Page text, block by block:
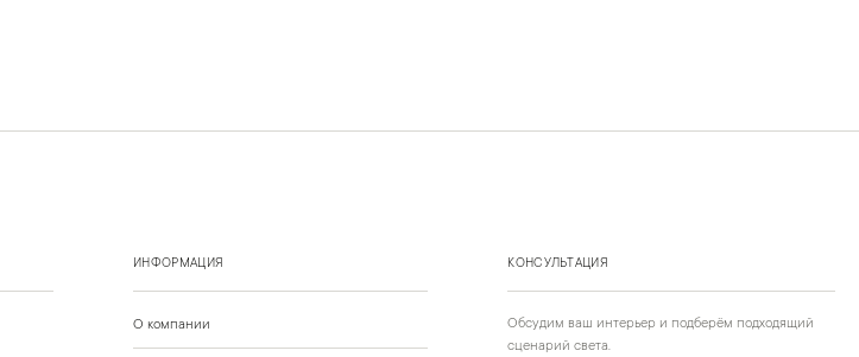
КОНСУЛЬТАЦИЯ
Обсудим ваш интерьер и подберём подходящий
сценарий света.
ИНФОРМАЦИЯ
О компании